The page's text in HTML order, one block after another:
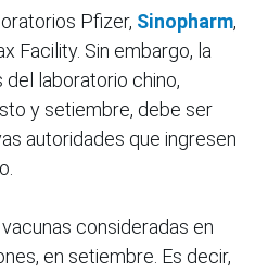
Pfizer, Sinopharm,
Facility. Sin embargo, la
laboratorio chino,
y setiembre, debe ser
autoridades que ingresen
consideradas en
en setiembre. Es decir,